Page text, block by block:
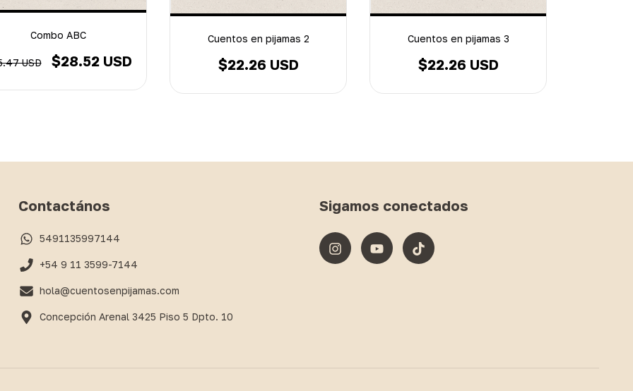
Combo ABC
USD $28.52 USD
Cuentos en pijamas 2
$22.26 USD
Cuentos en pijamas 3
$22.26 USD
Contactános
5491135997144
+54 9 11 3599-7144
hola@cuentosenpijamas.com
Concepción Arenal 3425 Piso 5 Dpto. 10
Sigamos conectados